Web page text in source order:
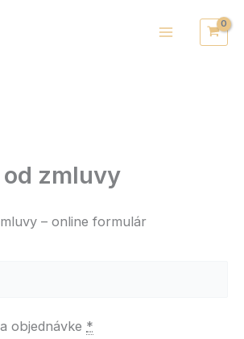
zmluvy
– online formulár
objednávke *